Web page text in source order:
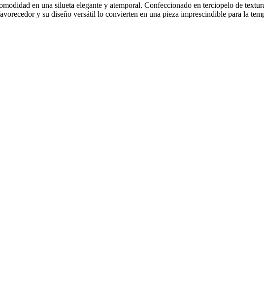
en una silueta elegante y atemporal. Confeccionado en terciopelo de
y su diseño versátil lo convierten en una pieza imprescindible para la